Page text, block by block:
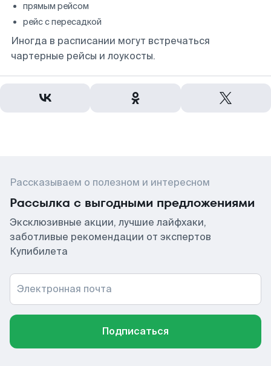
прямым рейсом
рейс с пересадкой
Иногда в расписании могут встречаться
чартерные рейсы и лоукосты.
Рассказываем о полезном и интересном
Рассылка с выгодными предложениями
Эксклюзивные акции, лучшие лайфхаки,
заботливые рекомендации от экспертов
Купибилета
Электронная почта
Подписаться